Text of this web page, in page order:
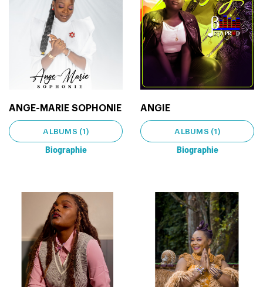
ANGE-MARIE SOPHONIE
ALBUMS (1)
Biographie
ANGIE
ALBUMS (1)
Biographie